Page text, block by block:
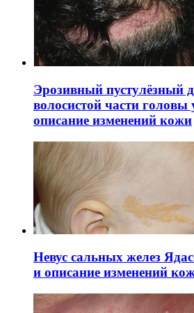
Эрозивный пустулёзный
волосистой части головы
описание изменений кожи
Невус сальных желез
и описание изменений